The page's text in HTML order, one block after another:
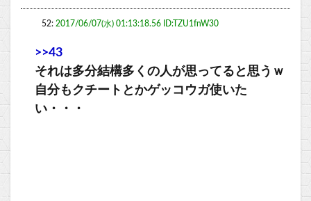
52: 2017/06/07(水) 01:13:18.56 ID:TZU1fnW30
>>43
それは多分結構多くの人が思ってると思うｗ
自分もクチートとかゲッコウガ使いた
い・・・